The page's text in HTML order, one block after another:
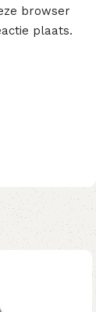
browser
plaats.